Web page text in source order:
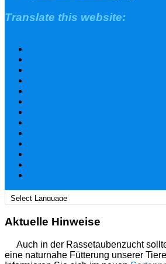
Translate this website:
Aktuelle Hinweise
Auch in der Rassetaubenzucht
eine naturnahe Fütterung unserer